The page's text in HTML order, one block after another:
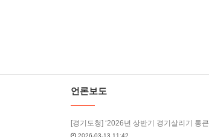
언론보도
2026-03-13 11:42